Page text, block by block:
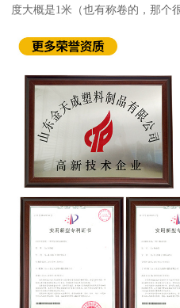
度大概是1米（也有称卷的，那个